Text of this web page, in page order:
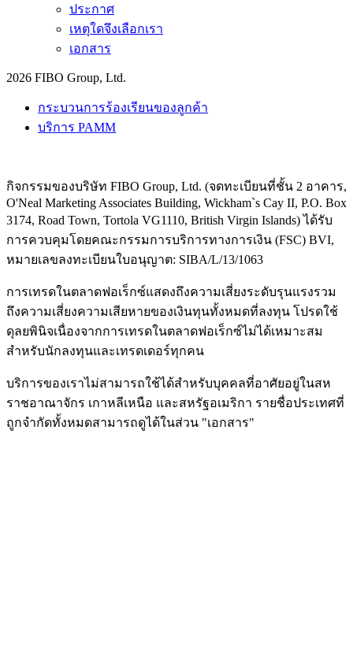
ประกาศ
เหตุใดจึงเลือกเรา
เอกสาร
2026 FIBO Group, Ltd.
กระบวนการร้องเรียนของลูกค้า
บริการ PAMM
กิจกรรมของบริษัท FIBO Group, Ltd. (จดทะเบียนที่ชั้น 2 อาคาร,
O'Neal Marketing Associates Building, Wickham`s Cay II, P.O. Box
3174, Road Town, Tortola VG1110, British Virgin Islands) ได้รับ
การควบคุมโดยคณะกรรมการบริการทางการเงิน (FSC) BVI,
หมายเลขลงทะเบียนใบอนุญาต: SIBA/L/13/1063
การเทรดในตลาดฟอเร็กซ์แสดงถึงความเสี่ยงระดับรุนแรงรวม
ถึงความเสี่ยงความเสียหายของเงินทุนทั้งหมดที่ลงทุน โปรดใช้
ดุลยพินิจเนื่องจากการเทรดในตลาดฟอเร็กซ์ไม่ได้เหมาะสม
สำหรับนักลงทุนและเทรดเดอร์ทุกคน
บริการของเราไม่สามารถใช้ได้สำหรับบุคคลที่อาศัยอยู่ในสห
ราชอาณาจักร เกาหลีเหนือ และสหรัฐอเมริกา รายชื่อประเทศที่
ถูกจำกัดทั้งหมดสามารถดูได้ในส่วน "เอกสาร"